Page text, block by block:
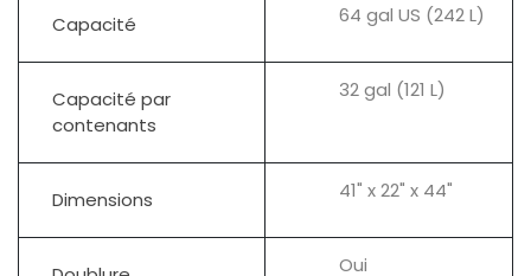
Capacité 64 gal US (242 L)
Capacité par
contenants
32 gal (121 L)
Dimensions 41" x 22" x 44"
Oui